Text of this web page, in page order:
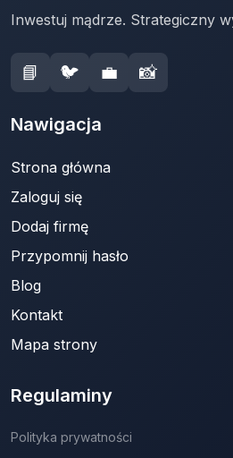
Inwestuj mądrze. Strategiczny
📘 🐦 💼 📸
Nawigacja
Strona główna
Zaloguj się
Dodaj firmę
Przypomnij hasło
Blog
Kontakt
Mapa strony
Regulaminy
Polityka prywatności